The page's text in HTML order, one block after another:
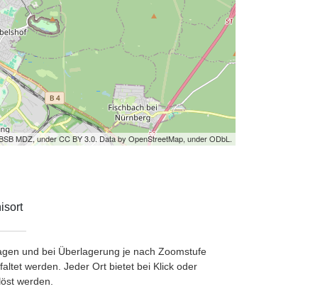
MDZ, under CC BY 3.0. Data by OpenStreetMap, under ODbL.
und bei Überlagerung je nach Zoomstufe
werden. Jeder Ort bietet bei Klick oder
werden.